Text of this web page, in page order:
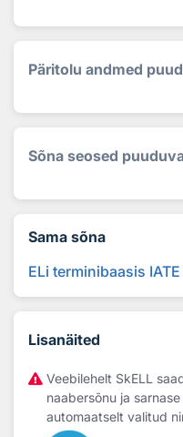
Päritolu andmed
Sõna seosed
Sama sõna
ELi terminibaasis IATE
Lisanäited
Veebilehelt SkELL
naabersõnu ja
automaatselt valitud